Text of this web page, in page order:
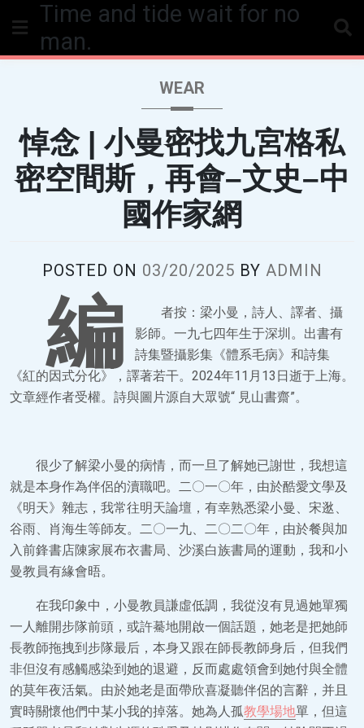
Time and tide wait for no
man.
WEAR
悼念 | 小曼密找九宮格私
密空間斯，再會–文史–中
國作家網
POSTED ON 03/20/2025 BY ADMIN
編
者按：梁小曼，詩人、譯者、攝
影師。一九七四年生于深圳。出書有
詩集暨攝影集《體系毛病》和詩集
《紅的因式分化》，譯著若干。2024年11月13日逝于上海。
文章經作者受權。詩與圖片源自大眾號“ 見山書齋”。
很少了解梁小曼的病情，而一旦了解她已謝世，我想這
就是本身作為伴侶的瀆職吧。二〇一〇年，由於酷愛文學及
《明天》雜志，我常往明天論壇，有幸熟悉梁小曼、宋逖、
谷雨、肖海生等師友。二〇一九、二〇二〇年，由於餐與加
入前鋒書店陳家展布衣書局、沙溪白族書局的運動，我和小
曼教員有緣會晤。
在我印象中，小曼教員謙虛低調，我從沒有見過她單獨
一人離開步隊前頭，或許驀地開啟一個話題，她老是把她師
長教師拖拽到步隊最后，本身又跟在師長教師身后，但我們
非但沒有感觸感染到她的退避，反而處處領會到她付與全體
的莫年夜活氣。由於她老是面帶欣喜凝聽伴侶的言辭，并且
實時關懷他們中某小我的掉落。她為人孤教學場地單，但這